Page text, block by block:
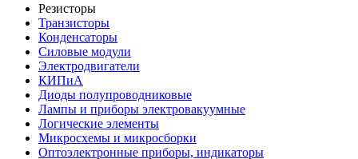
Резисторы
Транзисторы
Конденсаторы
Силовые модули
Электродвигатели
КИПиА
Диоды полупроводниковые
Лампы и приборы электровакуумные
Логические элементы
Микросхемы и микросборки
Оптоэлектронные приборы, индикаторы